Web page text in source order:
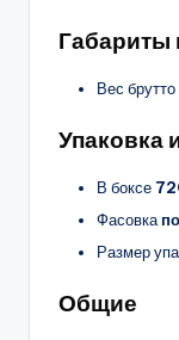
Габариты
Вес брутто
Упаковка
В боксе
Фасовка
Размер
Общие